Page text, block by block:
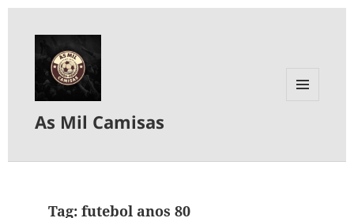
As Mil Camisas
Tag:futebol anos 80